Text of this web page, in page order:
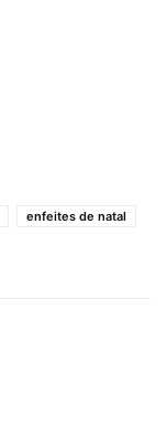
enfeites de natal